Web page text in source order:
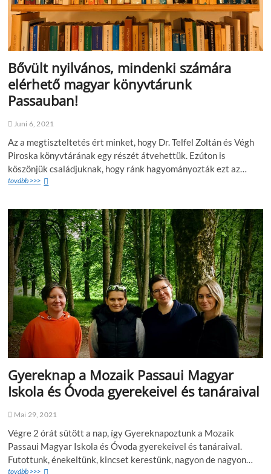
Bővült nyilvános, mindenki számára
elérhető magyar könyvtárunk
Passauban!
Juni 6, 2021
Az a megtiszteltetés ért minket, hogy Dr. Telfel Zoltán és Végh
Piroska könyvtárának egy részét átvehettük. Ezúton is
köszönjük családjuknak, hogy ránk hagyományozták ezt az…
tovább >>>
Gyereknap a Mozaik Passaui Magyar
Iskola és Óvoda gyerekeivel és tanáraival
Mai 29, 2021
Végre 2 órát sütött a nap, így Gyereknapoztunk a Mozaik
Passaui Magyar Iskola és Óvoda gyerekeivel és tanáraival.
Futottunk, énekeltünk, kincset kerestünk, nagyon de nagyon…
tovább >>>